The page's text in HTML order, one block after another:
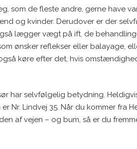
som de fleste andre, gerne have
og kvinder. Derudover er der
lægger vægt på ift. de
ønsker reflekser eller balayage,
køre efter det, hvis
har selvfølgelig betydning.
Nr. Lindvej 35. Når du kommer fra
af vejen – og bum, så er du